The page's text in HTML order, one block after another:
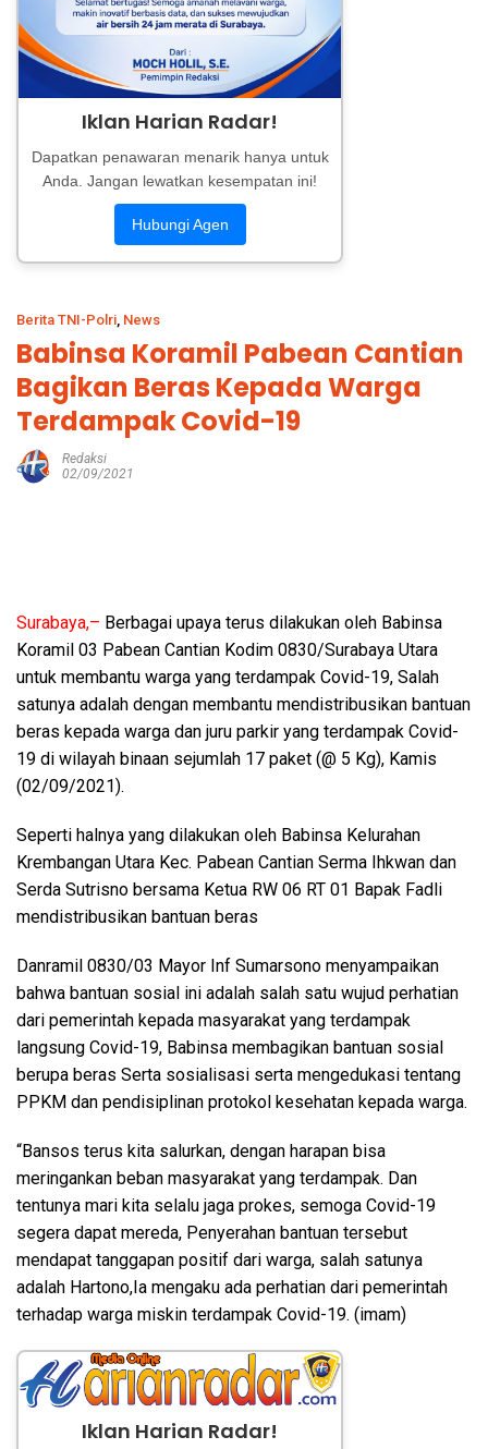
Iklan Harian Radar!
Dapatkan penawaran menarik hanya untuk
Anda. Jangan lewatkan kesempatan ini!
Hubungi Agen
Berita TNI-Polri, News
Babinsa Koramil Pabean Cantian
Bagikan Beras Kepada Warga
Terdampak Covid-19
Redaksi
02/09/2021
Surabaya,– Berbagai upaya terus dilakukan oleh Babinsa
Koramil 03 Pabean Cantian Kodim 0830/Surabaya Utara
untuk membantu warga yang terdampak Covid-19, Salah
satunya adalah dengan membantu mendistribusikan bantuan
beras kepada warga dan juru parkir yang terdampak Covid-
19 di wilayah binaan sejumlah 17 paket (@ 5 Kg), Kamis
(02/09/2021).
Seperti halnya yang dilakukan oleh Babinsa Kelurahan
Krembangan Utara Kec. Pabean Cantian Serma Ihkwan dan
Serda Sutrisno bersama Ketua RW 06 RT 01 Bapak Fadli
mendistribusikan bantuan beras
Danramil 0830/03 Mayor Inf Sumarsono menyampaikan
bahwa bantuan sosial ini adalah salah satu wujud perhatian
dari pemerintah kepada masyarakat yang terdampak
langsung Covid-19, Babinsa membagikan bantuan sosial
berupa beras Serta sosialisasi serta mengedukasi tentang
PPKM dan pendisiplinan protokol kesehatan kepada warga.
“Bansos terus kita salurkan, dengan harapan bisa
meringankan beban masyarakat yang terdampak. Dan
tentunya mari kita selalu jaga prokes, semoga Covid-19
segera dapat mereda, Penyerahan bantuan tersebut
mendapat tanggapan positif dari warga, salah satunya
adalah Hartono,Ia mengaku ada perhatian dari pemerintah
terhadap warga miskin terdampak Covid-19. (imam)
Iklan Harian Radar!